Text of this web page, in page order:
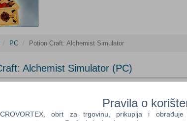
PC Potion Craft: Alchemist Simulator
Alchemist Simulator (PC)
Žanr: Simulacija
Pravila o
CROVORTEX, obrt za trgovinu, prikuplja i